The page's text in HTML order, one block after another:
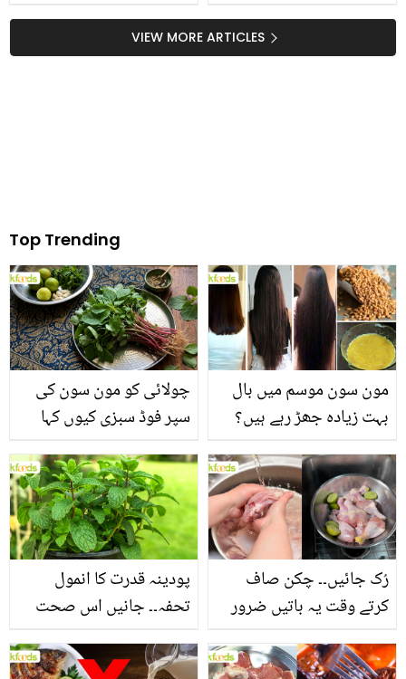
ہیں؟ عجیب و غریب عادت
کے بارے میں خود ہی بتا
VIEW MORE ARTICLES
Top Trending
چولائی کو مون سون کی
سپر فوڈ سبزی کیوں کہا
منرلز اور اینٹی آکسیڈنٹس
سے بھرپور اس سبزی کے
فائدے
مون سون موسم میں بال
بہت زیادہ جھڑ رہے ہیں؟
بنانے کے چند قدرتی طریقے
پودینہ قدرت کا انمول
تحفہ۔۔ جانیں اس صحت
انگیز طبی فوائد
رُک جائیں۔۔ چکن صاف
کرتے وقت یہ باتیں ضرور